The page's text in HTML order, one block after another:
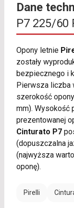
Dane
P7 225/60
Opony letnie
zostały
bezpiecznego i
Pierwsza liczba
szerokość
mm). Wysokość
prezentowanej
Cinturato P7
(dopuszczalna
(najwyższa
oponę).
Pirelli